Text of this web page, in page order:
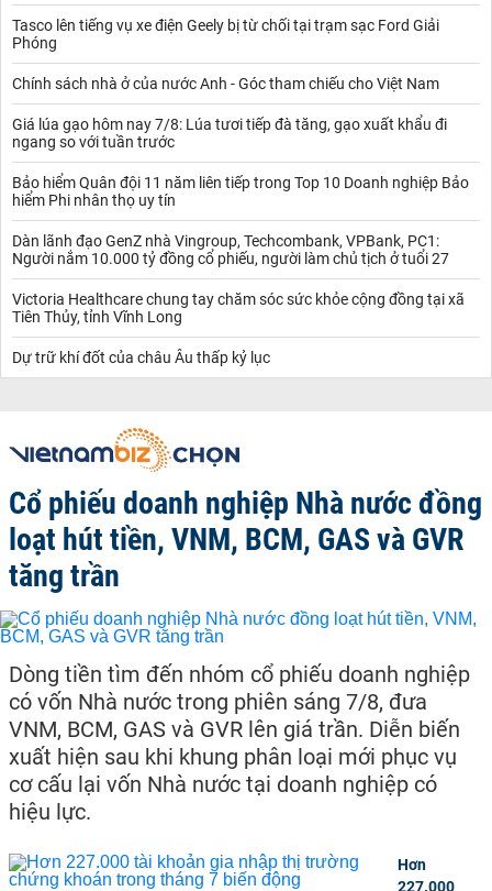
Tasco lên tiếng vụ xe điện Geely bị từ chối tại trạm sạc Ford Giải
Phóng
Chính sách nhà ở của nước Anh - Góc tham chiếu cho Việt Nam
Giá lúa gạo hôm nay 7/8: Lúa tươi tiếp đà tăng, gạo xuất khẩu đi
ngang so với tuần trước
Bảo hiểm Quân đội 11 năm liên tiếp trong Top 10 Doanh nghiệp Bảo
hiểm Phi nhân thọ uy tín
Dàn lãnh đạo GenZ nhà Vingroup, Techcombank, VPBank, PC1:
Người nắm 10.000 tỷ đồng cổ phiếu, người làm chủ tịch ở tuổi 27
Victoria Healthcare chung tay chăm sóc sức khỏe cộng đồng tại xã
Tiên Thủy, tỉnh Vĩnh Long
Dự trữ khí đốt của châu Âu thấp kỷ lục
Cổ phiếu doanh nghiệp Nhà nước đồng
loạt hút tiền, VNM, BCM, GAS và GVR
tăng trần
Dòng tiền tìm đến nhóm cổ phiếu doanh nghiệp
có vốn Nhà nước trong phiên sáng 7/8, đưa
VNM, BCM, GAS và GVR lên giá trần. Diễn biến
xuất hiện sau khi khung phân loại mới phục vụ
cơ cấu lại vốn Nhà nước tại doanh nghiệp có
hiệu lực.
Hơn
227.000